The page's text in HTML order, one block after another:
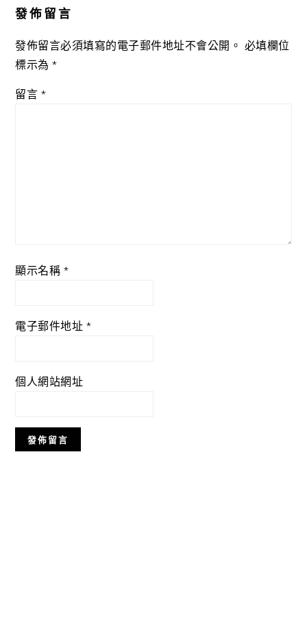
發佈留言
發佈留言必須填寫的電子郵件地址不會公開。 必填欄位
標示為*
留言 *
顯示名稱 *
電子郵件地址 *
個人網站網址